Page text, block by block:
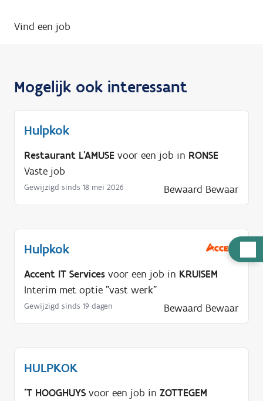
u
n
o
Vind een job
Mogelijk ook interessant
Hulpkok
Restaurant L'AMUSE voor een job in RONSE
Vaste job
Gewijzigd sinds 18 mei 2026 Bewaard Bewaar
Hulpkok
Accent IT Services voor een job in KRUISEM
Interim met optie "vast werk"
Gewijzigd sinds 19 dagen Bewaard Bewaar
HULPKOK
'T HOOGHUYS voor een job in ZOTTEGEM